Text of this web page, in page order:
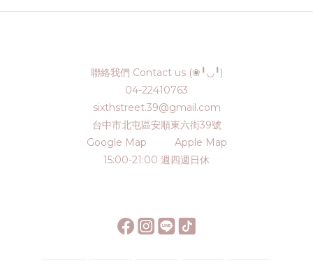
聯絡我們 Contact us (❀╹◡╹)
04-22410763
sixthstreet.39@gmail.com
台中市北屯區安順東六街39號
Google Map
Apple Map
15:00-21:00 週四週日休